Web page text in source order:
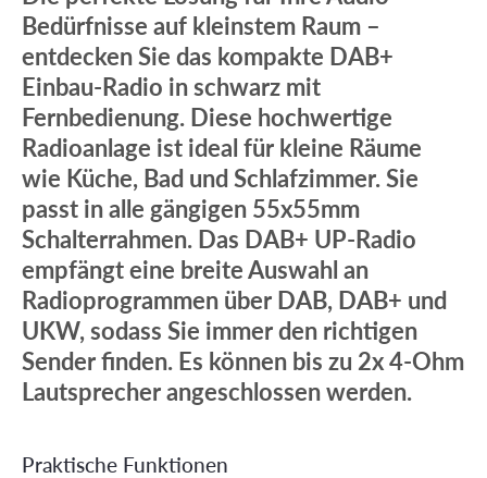
Bedürfnisse auf kleinstem Raum –
entdecken Sie das kompakte DAB+
Einbau-Radio in schwarz mit
Fernbedienung. Diese hochwertige
Radioanlage ist ideal für kleine Räume
wie Küche, Bad und Schlafzimmer. Sie
passt in alle gängigen 55x55mm
Schalterrahmen. Das DAB+ UP-Radio
empfängt eine breite Auswahl an
Radioprogrammen über DAB, DAB+ und
UKW, sodass Sie immer den richtigen
Sender finden. Es können bis zu 2x 4-Ohm
Lautsprecher angeschlossen werden.
Praktische Funktionen